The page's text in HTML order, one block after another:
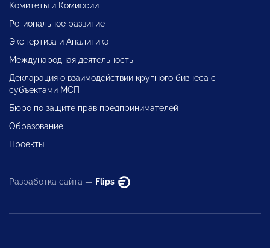
Комитеты и Комиссии
Региональное развитие
Экспертиза и Аналитика
Международная деятельность
Декларация о взаимодействии крупного бизнеса с
субъектами МСП
Бюро по защите прав предпринимателей
Образование
Проекты
Разработка сайта — Flips